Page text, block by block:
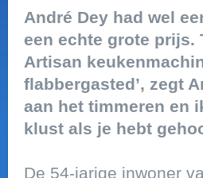
André Dey had wel
een echte grote prijs.
Artisan
flabbergasted’, zegt
aan het timmeren en
klust als je hebt
De 54-jarige inwoner